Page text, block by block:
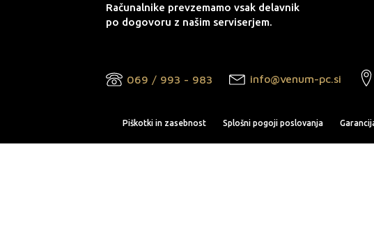
Računalnike prevzemamo vsak delavnik
po dogovoru z našim serviserjem.
069 / 993 - 983 info@venum-pc.si
Piškotki in zasebnost Splošni pogoji poslovanja